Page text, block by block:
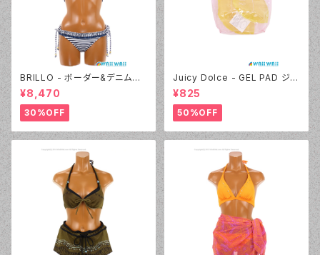
BRILLO - ボーダー&デニムビ
¥8,470
30%OFF
Juicy Dolce - GEL PAD ジェ
ルパッド（030 - 40:イエロー）
¥825
50%OFF